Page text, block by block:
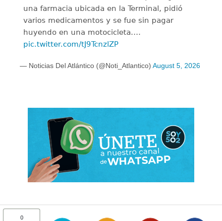
una farmacia ubicada en la Terminal, pidió
varios medicamentos y se fue sin pagar
huyendo en una motocicleta.…
pic.twitter.com/tJ9TcnzlZP
— Noticias Del Atlántico (@Noti_Atlantico) August 5, 2026
0